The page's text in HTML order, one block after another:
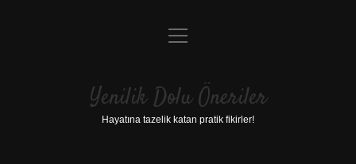
Anasayfa
Yasal Uyarı
menüyü
Yenilik Dolu Öneriler
Hayatına tazelik katan pratik fikirler!